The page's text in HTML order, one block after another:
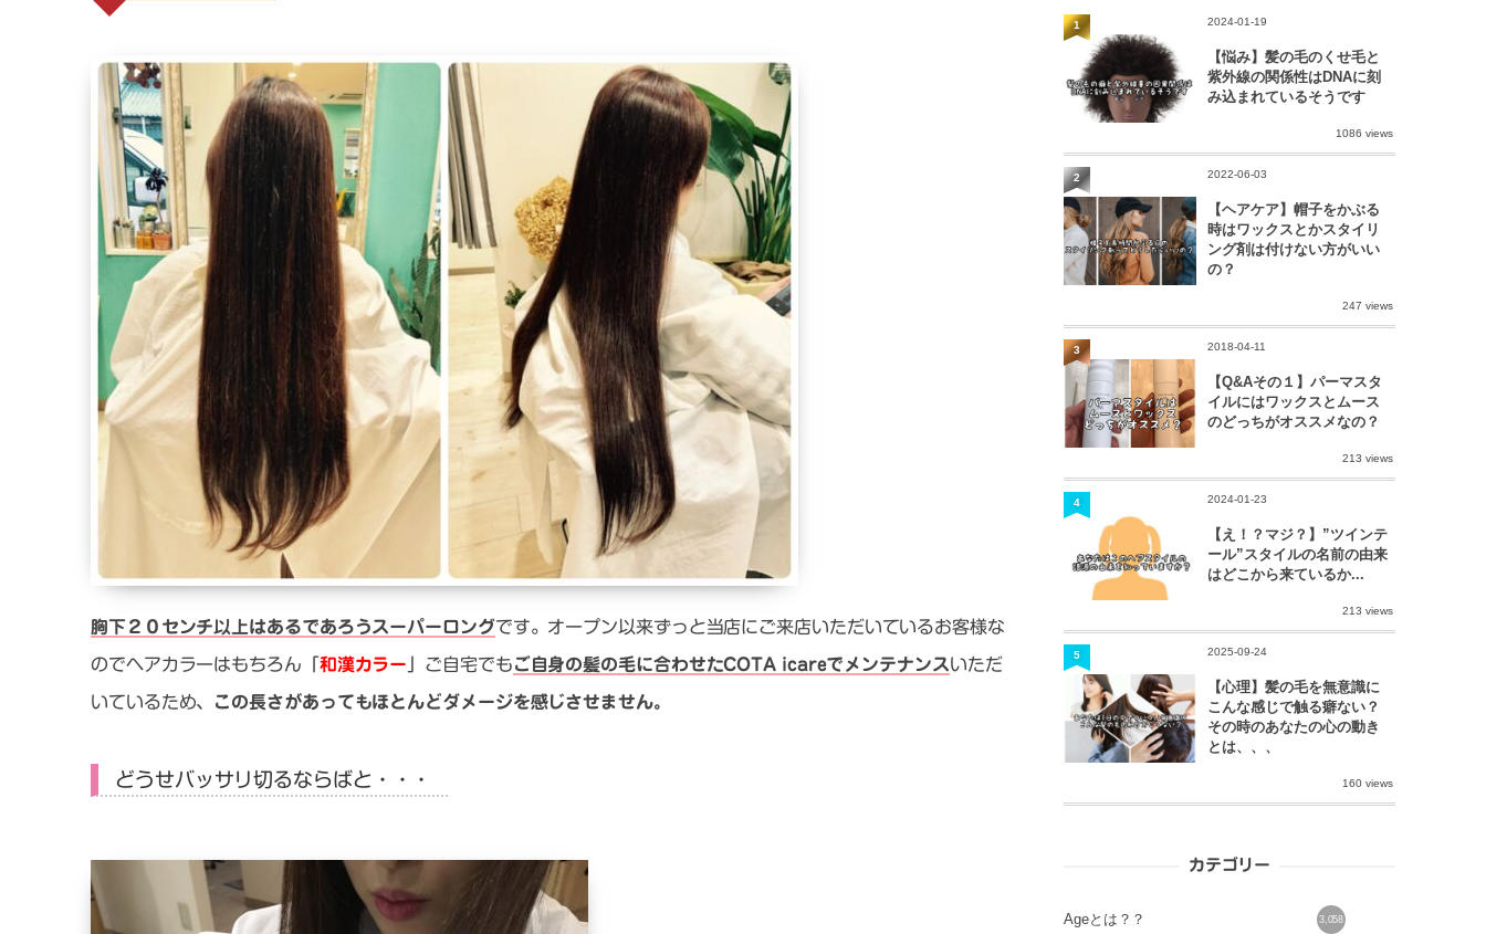
胸下２０センチ以上はあるであろうスーパーロングです。オープン以来ずっと当店にご来店いただいているお客様な
のでヘアカラーはもちろん「 和漢カラー 」ご自宅でもご自身の髪の毛に合わせたCOTA icareでメンテナンスいただ
いているため、 この長さがあってもほとんどダメージを感じさせません。
どうせバッサリ切るならばと・・・
2024-01-19
【悩み】髪の毛のくせ毛と
紫外線の関係性はDNAに刻
み込まれているそうです
1086 views
1
2022-06-03
【ヘアケア】帽子をかぶる
時はワックスとかスタイリ
ング剤は付けない方がいい
の？
247 views
2
2018-04-11
【Q&Aその１】パーマスタ
イルにはワックスとムース
のどっちがオススメなの？
213 views
3
2024-01-23
【え！？マジ？】”ツインテ
ール”スタイルの名前の由来
はどこから来ているか...
213 views
4
2025-09-24
【心理】髪の毛を無意識に
こんな感じで触る癖ない？
その時のあなたの心の動き
とは、、、
160 views
5
カテゴリー
Ageとは？？ 3,058